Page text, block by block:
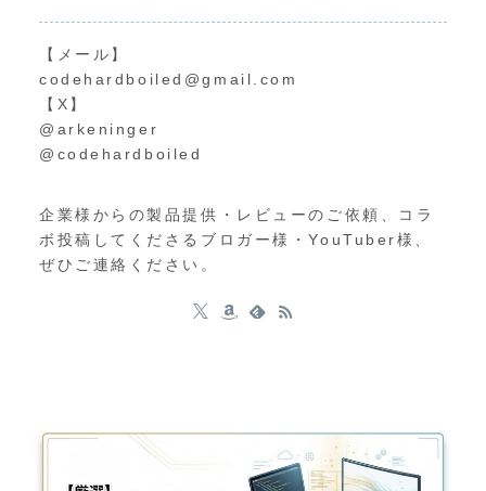
【メール】
codehardboiled@gmail.com
【X】
@arkeninger
@codehardboiled
企業様からの製品提供・レビューのご依頼、コラ
ボ投稿してくださるブロガー様・YouTuber様、
ぜひご連絡ください。